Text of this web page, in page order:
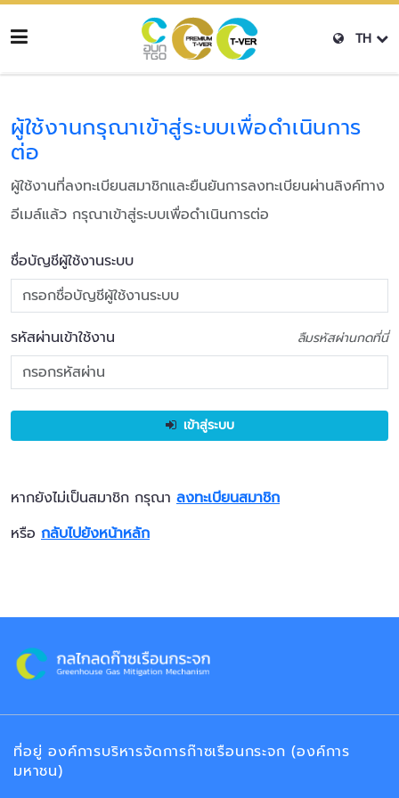
TH
ผู้ใช้งานกรุณาเข้าสู่ระบบเพื่อดำเนินการ
ต่อ
ผู้ใช้งานที่ลงทะเบียนสมาชิกและยืนยันการลงทะเบียนผ่านลิงค์ทาง
อีเมล์แล้ว กรุณาเข้าสู่ระบบเพื่อดำเนินการต่อ
ชื่อบัญชีผู้ใช้งานระบบ
ลืมรหัสผ่านกดที่นี่
รหัสผ่านเข้าใช้งาน
เข้าสู่ระบบ
หากยังไม่เป็นสมาชิก กรุณา ลงทะเบียนสมาชิก
หรือ กลับไปยังหน้าหลัก
ที่อยู่ องค์การบริหารจัดการก๊าซเรือนกระจก (องค์การ
มหาชน)